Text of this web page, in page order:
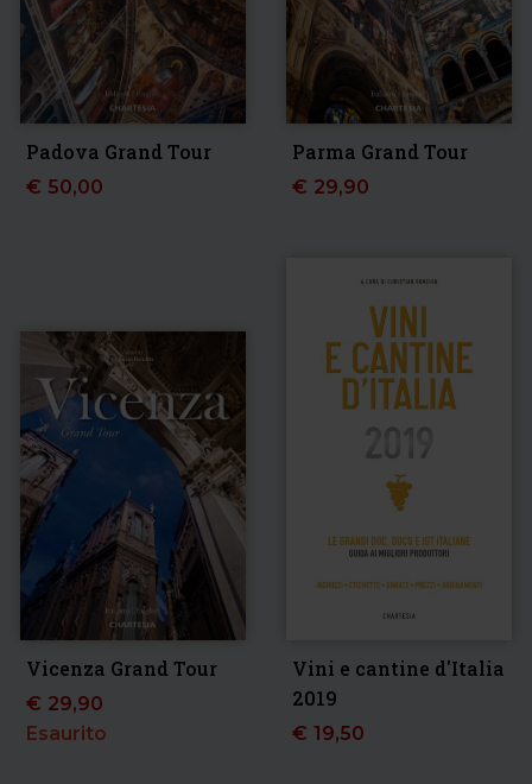
Padova Grand Tour
€ 50,00
Parma Grand Tour
€ 29,90
Vicenza Grand Tour
€ 29,90
Esaurito
Vini e cantine d'Italia
2019
€ 19,50